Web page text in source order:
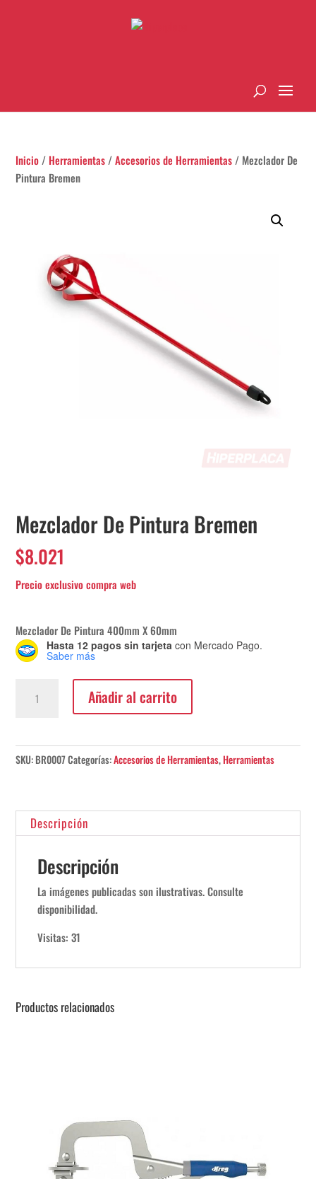
Inicio / Herramientas /Accesorios de Herramientas / Mezclador De
Pintura Bremen
Mezclador De Pintura Bremen
$8.021
Mezclador De Pintura 400mm X 60mm
Hasta 12 pagos sin tarjeta con Mercado Pago.
Saber más
cantidad
Añadir al carrito
SKU:BR0007Categorías:Accesorios de Herramientas,Herramientas
Descripción
Descripción
La imágenes publicadas son ilustrativas. Consulte
disponibilidad.
Visitas: 31
Productos relacionados